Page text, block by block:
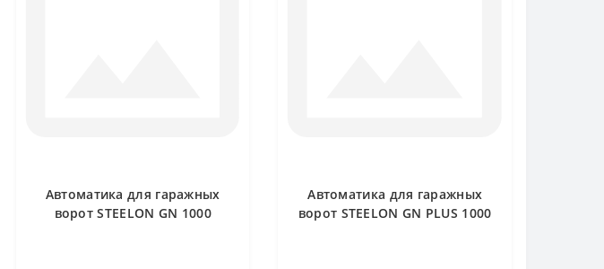
Автоматика для гаражных
ворот STEELON GN 1000
Автоматика для гаражных
ворот STEELON GN PLUS 1000